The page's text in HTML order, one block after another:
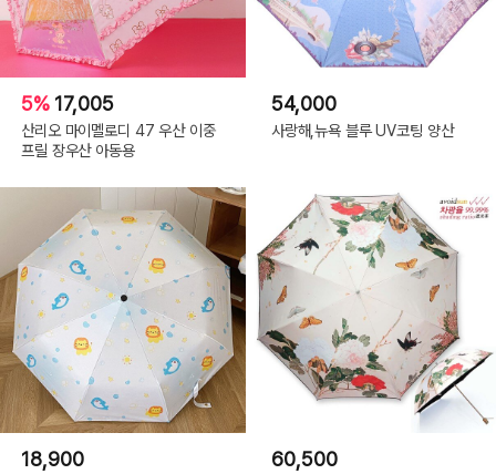
5% 17,005
산리오 마이멜로디 47 우산 이중
프릴 장우산 아동용
54,000
사랑해,뉴욕 블루 UV코팅 양산
18,900 60,500